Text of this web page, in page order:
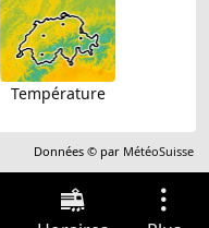
Température
Données © par MétéoSuisse